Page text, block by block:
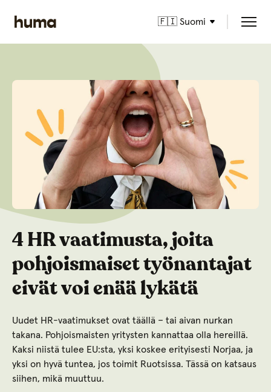
🇫🇮 Suomi
4 HR vaatimusta, joita
pohjoismaiset työnantajat
eivät voi enää lykätä
Uudet HR-vaatimukset ovat täällä – tai aivan nurkan
takana. Pohjoismaisten yritysten kannattaa olla hereillä.
Kaksi niistä tulee EU:sta, yksi koskee erityisesti Norjaa, ja
yksi on hyvä tuntea, jos toimit Ruotsissa. Tässä on katsaus
siihen, mikä muuttuu.